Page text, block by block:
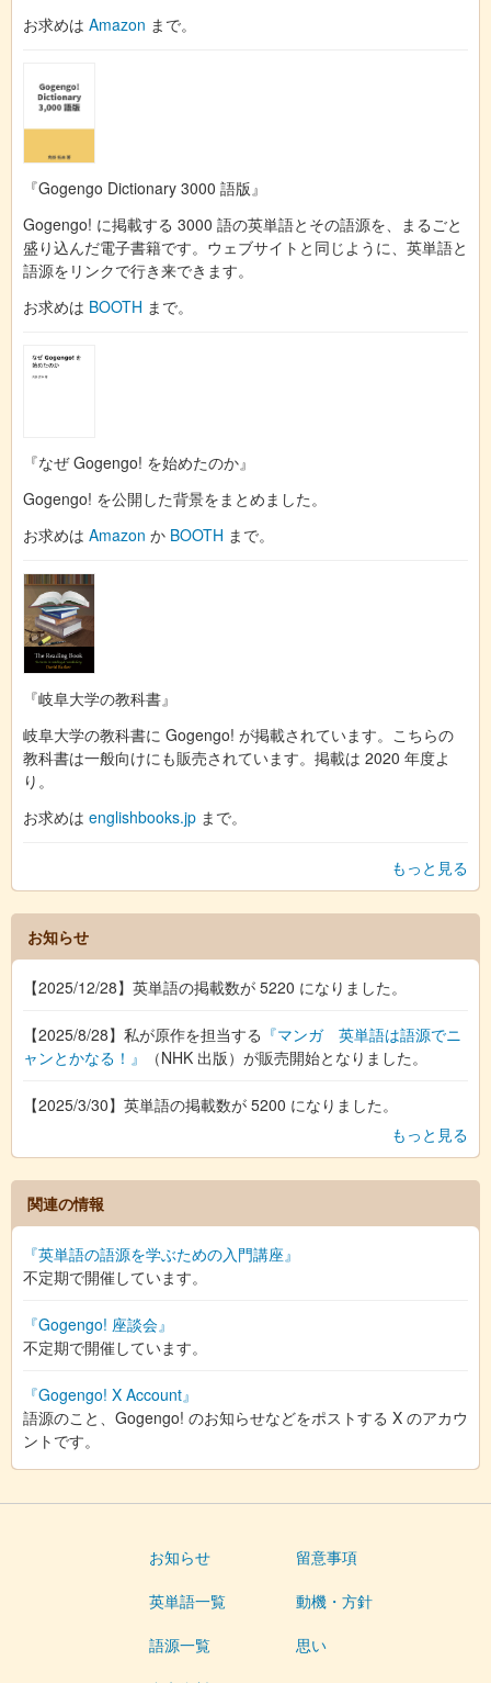
お求めは Amazon まで。
『Gogengo Dictionary 3000 語版』
Gogengo! に掲載する 3000 語の英単語とその語源を、まるごと
盛り込んだ電子書籍です。ウェブサイトと同じように、英単語と
語源をリンクで行き来できます。
お求めは BOOTH まで。
『なぜ Gogengo! を始めたのか』
Gogengo! を公開した背景をまとめました。
お求めは Amazon か BOOTH まで。
『岐阜大学の教科書』
岐阜大学の教科書に Gogengo! が掲載されています。こちらの
教科書は一般向けにも販売されています。掲載は 2020 年度よ
り。
お求めは englishbooks.jp まで。
もっと見る
お知らせ
【2025/12/28】英単語の掲載数が 5220 になりました。
【2025/8/28】私が原作を担当する 『マンガ 英単語は語源でニ
ャンとかなる！』
（NHK 出版）が販売開始となりました。
【2025/3/30】英単語の掲載数が 5200 になりました。
もっと見る
関連の情報
『英単語の語源を学ぶための入門講座』
不定期で開催しています。
『Gogengo! 座談会』
不定期で開催しています。
『Gogengo! X Account』
語源のこと、Gogengo! のお知らせなどをポストする X のアカウ
ントです。
お知らせ
英単語一覧
語源一覧
留意事項
動機・方針
思い